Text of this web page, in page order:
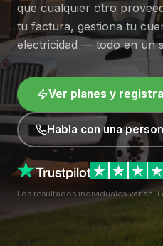
que cualquier otro
tu factura, gestiona tu
electricidad — todo en un
Ver planes y
Habla con una
Los resultados individuales varían.